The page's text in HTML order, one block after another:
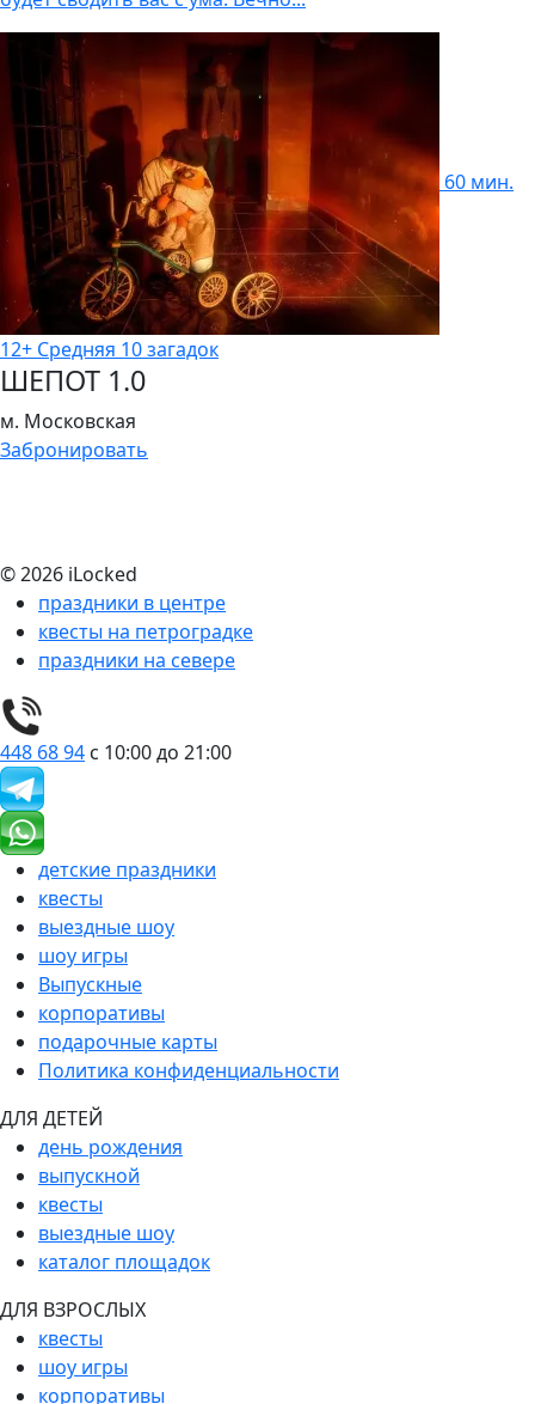
60 мин.
12+ Cредняя 10 загадок
ШЕПОТ 1.0
м. Московская
Забронировать
© 2026 iLocked
праздники в центре
квесты на петроградке
праздники на севере
448 68 94 с 10:00 до 21:00
детские праздники
квесты
выездные шоу
шоу игры
Выпускные
корпоративы
подарочные карты
Политика конфиденциальности
ДЛЯ ДЕТЕЙ
день рождения
выпускной
квесты
выездные шоу
каталог площадок
ДЛЯ ВЗРОСЛЫХ
квесты
шоу игры
корпоративы